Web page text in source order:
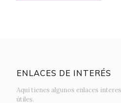
ENLACES DE INTERÉS
Aquí tienes algunos enlaces
útiles.